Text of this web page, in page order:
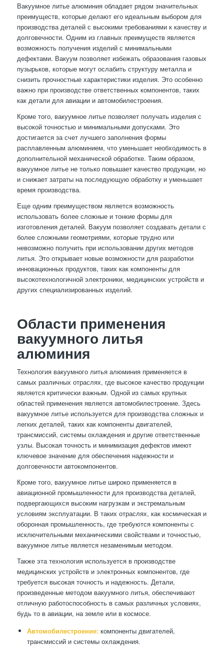
Вакуумное литье алюминия обладает рядом значительных
преимуществ, которые делают его идеальным выбором для
производства деталей с высокими требованиями к качеству и
долговечности. Одним из главных преимуществ является
возможность получения изделий с минимальными
дефектами. Вакуум позволяет избежать образования газовых
пузырьков, которые могут ослабить структуру металла и
снизить прочностные характеристики изделия. Это особенно
важно при производстве ответственных компонентов, таких
как детали для авиации и автомобилестроения.
Кроме того, вакуумное литье позволяет получать изделия с
высокой точностью и минимальными допусками. Это
достигается за счет лучшего заполнения формы
расплавленным алюминием, что уменьшает необходимость в
дополнительной механической обработке. Таким образом,
вакуумное литье не только повышает качество продукции, но
и снижает затраты на последующую обработку и уменьшает
время производства.
Еще одним преимуществом является возможность
использовать более сложные и тонкие формы для
изготовления деталей. Вакуум позволяет создавать детали с
более сложными геометриями, которые трудно или
невозможно получить при использовании других методов
литья. Это открывает новые возможности для разработки
инновационных продуктов, таких как компоненты для
высокотехнологичной электроники, медицинских устройств и
других специализированных изделий.
Области применения
вакуумного литья
алюминия
Технология вакуумного литья алюминия применяется в
самых различных отраслях, где высокое качество продукции
является критически важным. Одной из самых крупных
областей применения является автомобилестроение. Здесь
вакуумное литье используется для производства сложных и
легких деталей, таких как компоненты двигателей,
трансмиссий, системы охлаждения и другие ответственные
узлы. Высокая точность и минимизация дефектов имеют
ключевое значение для обеспечения надежности и
долговечности автокомпонентов.
Кроме того, вакуумное литье широко применяется в
авиационной промышленности для производства деталей,
подвергающихся высоким нагрузкам и экстремальным
условиям эксплуатации. В таких отраслях, как космическая и
оборонная промышленность, где требуются компоненты с
исключительными механическими свойствами и точностью,
вакуумное литье является незаменимым методом.
Также эта технология используется в производстве
медицинских устройств и электронных компонентов, где
требуется высокая точность и надежность. Детали,
произведенные методом вакуумного литья, обеспечивают
отличную работоспособность в самых различных условиях,
будь то в авиации, на земле или в космосе.
Автомобилестроение:компоненты двигателей,
трансмиссий и системы охлаждения.